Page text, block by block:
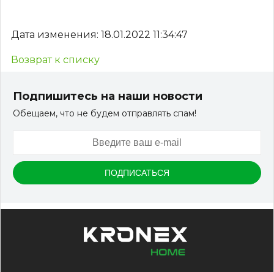
Дата изменения: 18.01.2022 11:34:47
Возврат к списку
Подпишитесь на наши новости
Обещаем, что не будем отправлять спам!